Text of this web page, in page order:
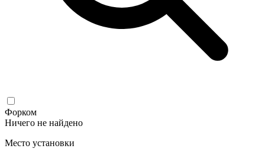
Форком
Ничего не найдено
Место установки